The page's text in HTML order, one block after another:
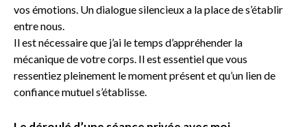
vos émotions. Un dialogue silencieux a la place de s’établir
entre nous.
Il est nécessaire que j’ai le temps d’appréhender la
mécanique de votre corps. Il est essentiel que vous
ressentiez pleinement le moment présent et qu’un lien de
confiance mutuel s’établisse.